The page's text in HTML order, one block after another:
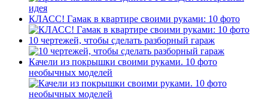
КЛАСС! Гамак в квартире своими руками: 10 фото
10 чертежей, чтобы сделать разборный гараж
Качели из покрышки своими руками. 10 фото
необычных моделей